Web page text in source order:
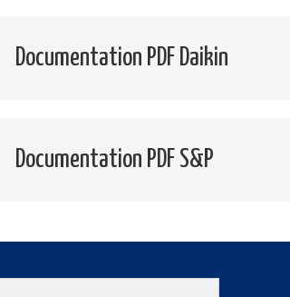
Documentation PDF Daikin
Documentation PDF S&P